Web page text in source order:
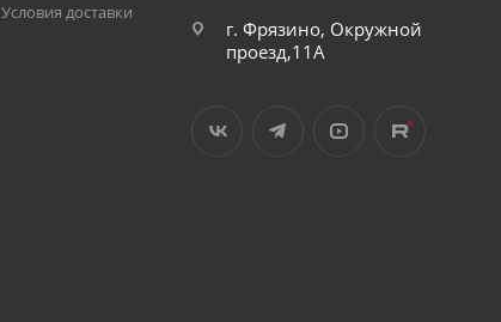
Условия доставки
г. Фрязино, Окружной
проезд,11А